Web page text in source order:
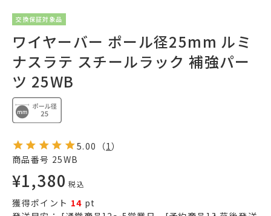
交換保証対象品
ワイヤーバー ポール径25mm ルミ
ナスラテ スチールラック 補強パー
ツ 25WB
5.00 （1）
商品番号 25WB
¥1,380 税込
獲得ポイント 14 pt